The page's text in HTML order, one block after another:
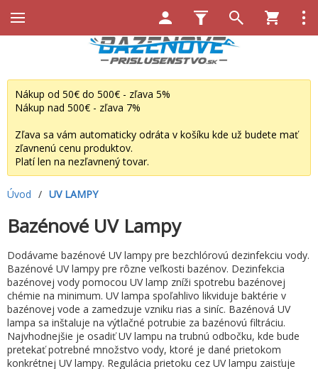
Nákup od 50€ do 500€ - zľava 5%
Nákup nad 500€ - zľava 7%
Zľava sa vám automaticky odráta v košíku kde už budete mať
zľavnenú cenu produktov.
Platí len na nezľavnený tovar.
Úvod / UV LAMPY
Bazénové UV Lampy
Dodávame bazénové UV lampy pre bezchlórovú dezinfekciu vody.
Bazénové UV lampy pre rôzne veľkosti bazénov. Dezinfekcia
bazénovej vody pomocou UV lamp zníži spotrebu bazénovej
chémie na minimum. UV lampa spoľahlivo likviduje baktérie v
bazénovej vode a zamedzuje vzniku rias a siníc. Bazénová UV
lampa sa inštaluje na výtlačné potrubie za bazénovú filtráciu.
Najvhodnejšie je osadiť UV lampu na trubnú odbočku, kde bude
pretekať potrebné množstvo vody, ktoré je dané prietokom
konkrétnej UV lampy. Regulácia prietoku cez UV lampu zaisťuje